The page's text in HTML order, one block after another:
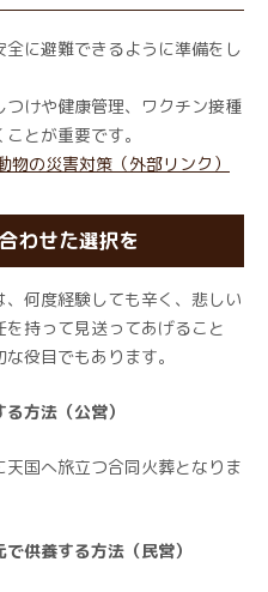
に避難できるように準備をし
けや健康管理、ワクチン接種
とが重要です。
の災害対策（外部リンク）
わせた選択を
何度経験しても辛く、悲しい
持って見送ってあげること
役目でもあります。
方法（公営）
国へ旅立つ合同火葬となりま
供養する方法（民営）